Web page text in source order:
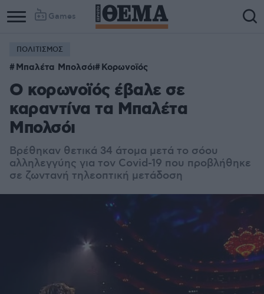
Games
ΠΟΛΙΤΙΣΜΟΣ
Μπαλέτα Μπολσόι Κορωνοϊός
Ο κορωνοϊός έβαλε σε
καραντίνα τα Μπαλέτα
Μπολσόι
Βρέθηκαν θετικά 34 άτομα μετά το σόου
αλληλεγγύης για τον Covid-19 που προβλήθηκε
σε ζωντανή τηλεοπτική μετάδοση